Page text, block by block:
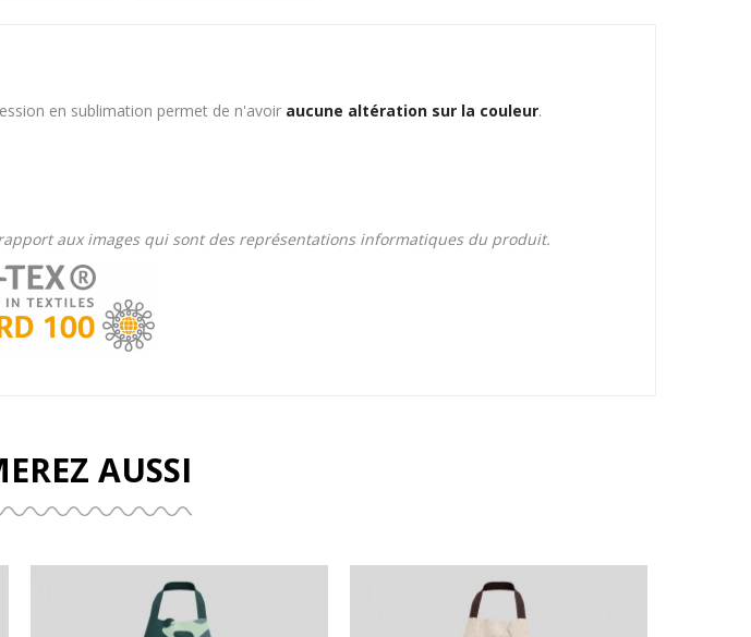
en sublimation permet de n'avoir aucune altération sur la couleur.
aux images qui sont des représentations informatiques du produit.
AUSSI